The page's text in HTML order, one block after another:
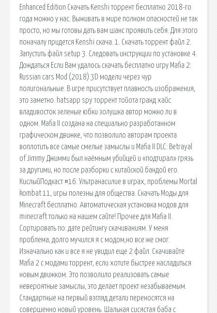
Enhanced Edition Скачать Kenshi торрент бесплатно 2018-го
года можно у нас. Выживать в мире полном опасностей не так
просто, но мы готовы дать вам шанс проявить себя. Для этого
поначалу придется Kenshi скача. 1. Скачать торрент файл 2.
Запустить файл setup 3. Следовать инструкции по установке 4.
Дождаться Если Вам удалось скачать бесплатно игру Mafia 2:
Russian cars Mod (2018) 3D модели через чур
полигональные. В игре присутствует плавность изображения,
это заметно. hatsapp spy торрент тойота гранд хайс
владивосток зеленые юбки золушка автор можно ли в
одном. Mafia II создана на специально разработанном
графическом движке, что позволило авторам проекта
воплотить все самые смелые замыслы и Mafia II DLC: Betrayal
of Jimmy Джимми был наёмным убийцей и «подтирал» грязь
за другими, но после разборки с китайской бандой его.
КислыйПодкаст #16. Ультранасилие в играх, проблемы Mortal
kombat 11, игры полезны для общества. Скачать Моды для
Minecraft бесплатно. Автоматическая установка модов для
minecraft только на нашем сайте! Прочее для Mafia II.
Сортировать по: дате рейтингу скачиваниям. У меня
проблема, долго мучился я с модом,но все же смог.
Изначально как и все я не увидил еще 2 файл. Скачивайте
Mafia 2 с модами торрент, если хотите быстрее насладиться
новым движком. Это позволило реализовать самые
невероятные замыслы, это делает проект незабываемым.
Стандартные на первый взгляд детали переносятся на
совершенно новый уровень. Шальная сисястая баба с